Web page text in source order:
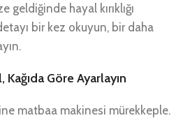
geldiğinde hayal kırıklığı
bir kez okuyun, bir daha
Göre Ayarlayın
matbaa makinesi mürekkeple.